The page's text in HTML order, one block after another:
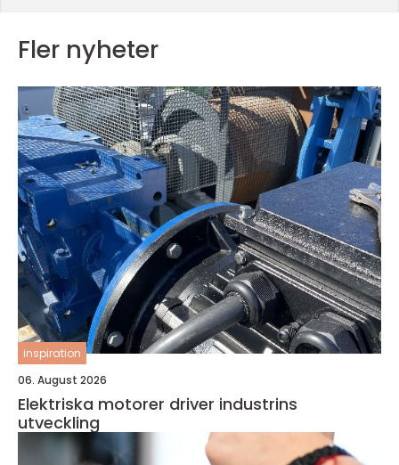
Fler nyheter
inspiration
06. August 2026
Elektriska motorer driver industrins
utveckling